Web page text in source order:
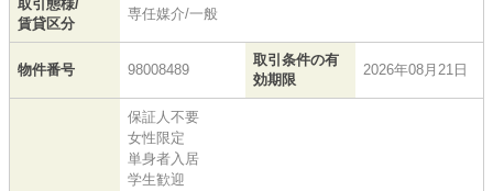
取引態様/
賃貸区分
専任媒介/一般
物件番号 98008489
取引条件の有
効期限
2026年08月21日
保証人不要
女性限定
単身者入居
学生歓迎